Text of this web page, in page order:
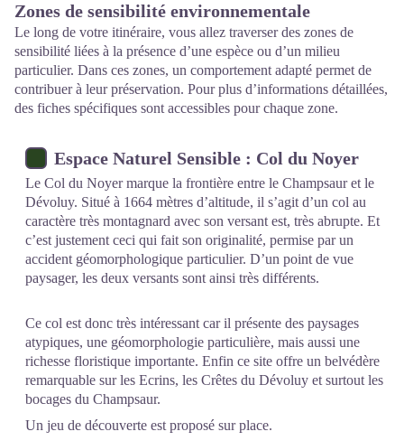
Zones de sensibilité environnementale
Le long de votre itinéraire, vous allez traverser des zones de
sensibilité liées à la présence d’une espèce ou d’un milieu
particulier. Dans ces zones, un comportement adapté permet de
contribuer à leur préservation. Pour plus d’informations détaillées,
des fiches spécifiques sont accessibles pour chaque zone.
Espace Naturel Sensible : Col du Noyer
Le Col du Noyer marque la frontière entre le Champsaur et le
Dévoluy. Situé à 1664 mètres d’altitude, il s’agit d’un col au
caractère très montagnard avec son versant est, très abrupte. Et
c’est justement ceci qui fait son originalité, permise par un
accident géomorphologique particulier. D’un point de vue
paysager, les deux versants sont ainsi très différents.
Ce col est donc très intéressant car il présente des paysages
atypiques, une géomorphologie particulière, mais aussi une
richesse floristique importante. Enfin ce site offre un belvédère
remarquable sur les Ecrins, les Crêtes du Dévoluy et surtout les
bocages du Champsaur.
Un jeu de découverte est proposé sur place.